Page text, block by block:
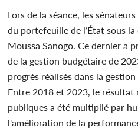
Lors de la séance, les
du portefeuille de l’État sous
Moussa Sanogo. Ce dernier a
de la gestion budgétaire de
progrès réalisés dans la gestion
Entre 2018 et 2023, le résultat
publiques a été multiplié par
l'amélioration de la